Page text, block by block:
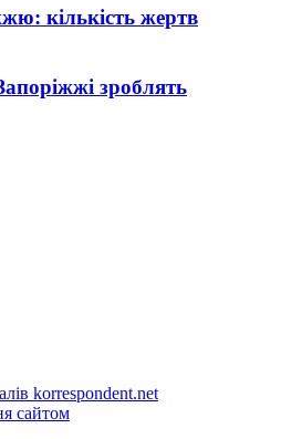
кількість жертв
зроблять
korrespondent.net
сайтом